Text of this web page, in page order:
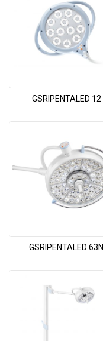
GSRIPENTALED 12
GSRIPENTALED 63N